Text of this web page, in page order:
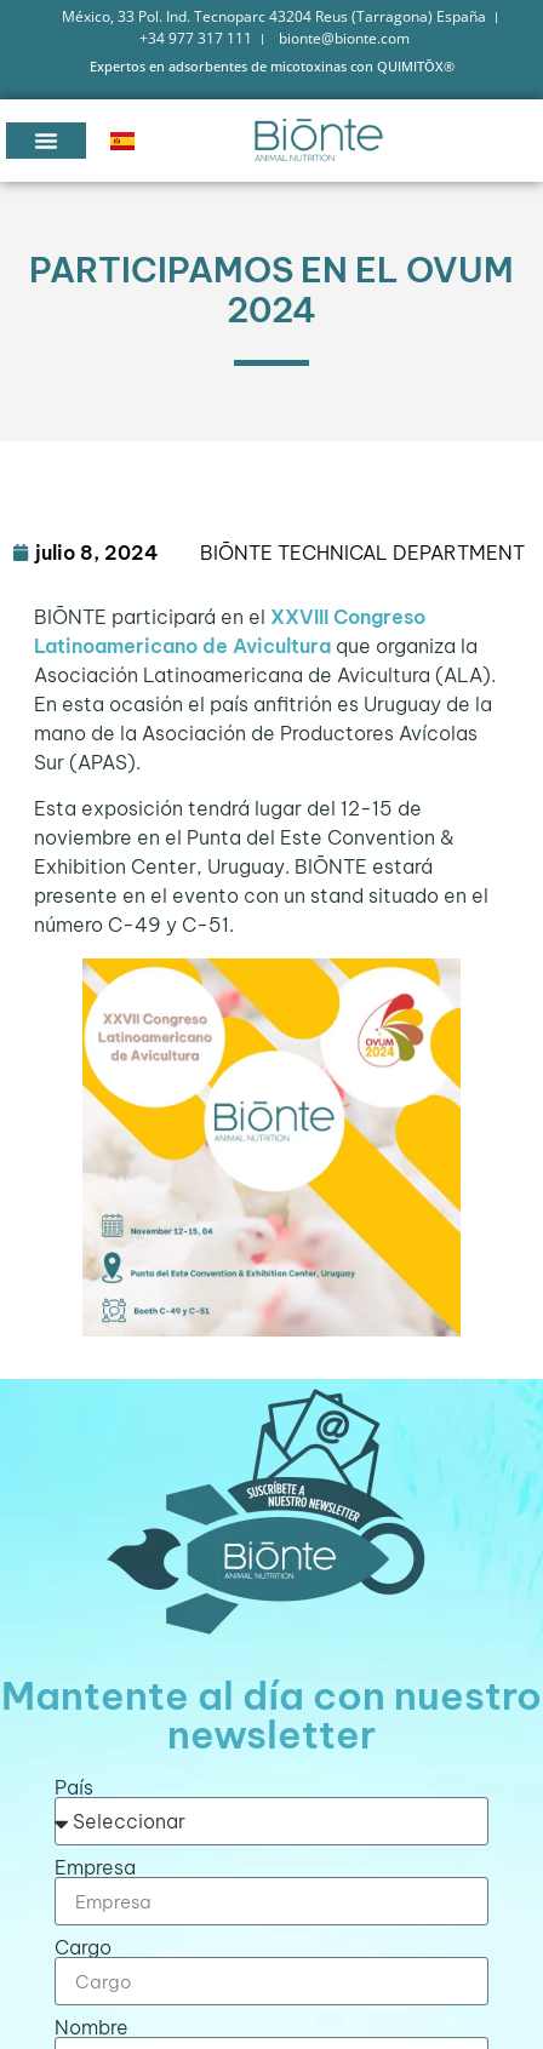
México, 33 Pol. Ind. Tecnoparc 43204 Reus (Tarragona) España
+34 977 317 111
bionte@bionte.com
Expertos en adsorbentes de micotoxinas con QUIMITŌX®
PARTICIPAMOS EN EL OVUM
2024
julio 8, 2024 BIŌNTE TECHNICAL DEPARTMENT
BIŌNTE participará en el XXVIII Congreso
Latinoamericano de Aviculturaque organiza la
Asociación Latinoamericana de Avicultura (ALA).
En esta ocasión el país anfitrión es Uruguay de la
mano de la Asociación de Productores Avícolas
Sur (APAS).
Esta exposición tendrá lugar del 12-15 de
noviembre en el Punta del Este Convention &
Exhibition Center, Uruguay. BIŌNTE estará
presente en el evento con un stand situado en el
número C-49 y C-51.
Mantente al día con nuestro
newsletter
País
Empresa
Cargo
Nombre